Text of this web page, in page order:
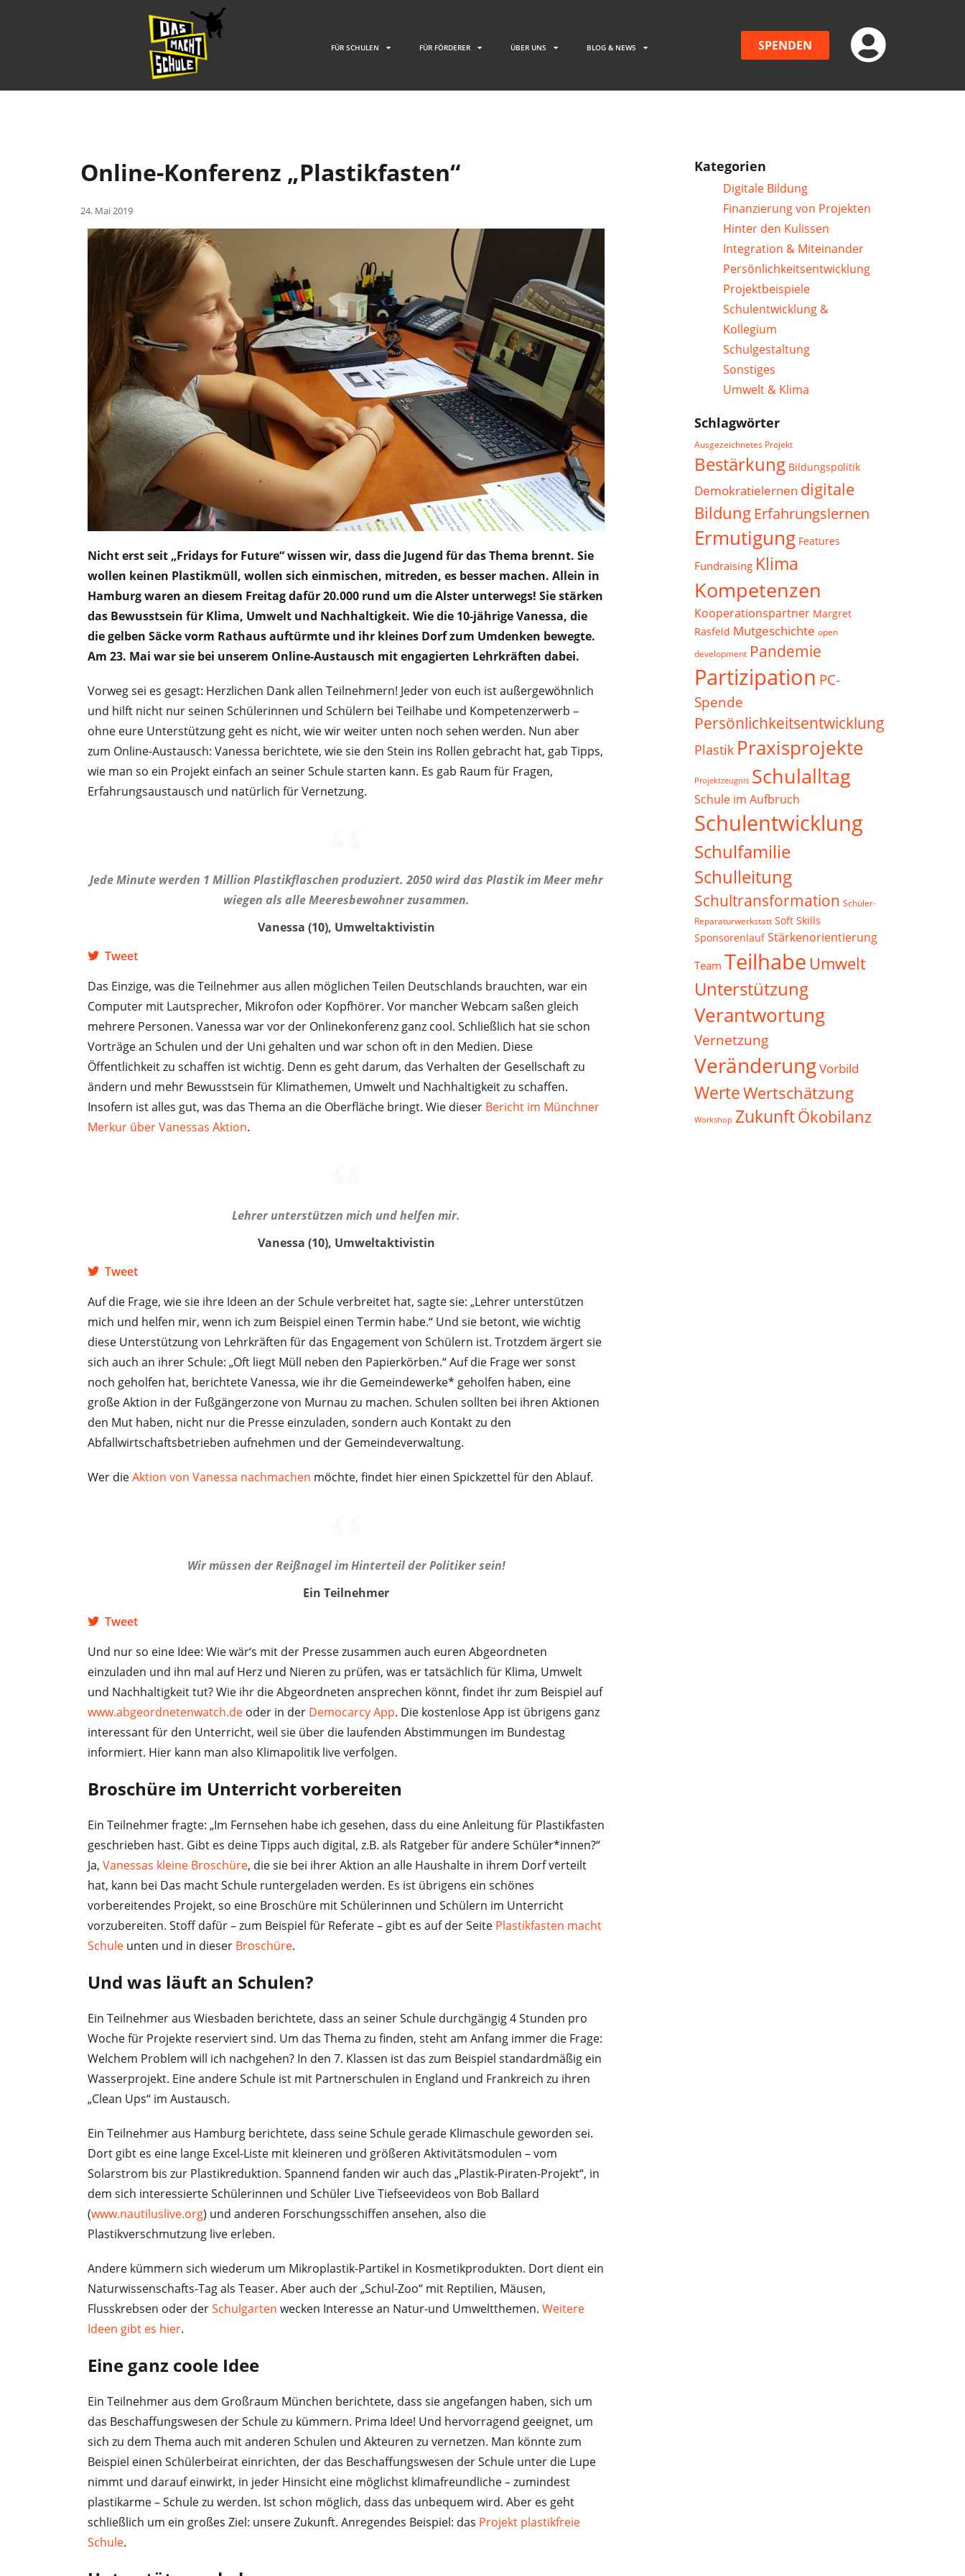
FÜR SCHULEN FÜR FÖRDERER ÜBER UNS BLOG & NEWS SPENDEN
Online-Konferenz „Plastikfasten“
24. Mai 2019
Nicht erst seit „Fridays for Future“ wissen wir, dass die Jugend für das Thema brennt. Sie
wollen keinen Plastikmüll, wollen sich einmischen, mitreden, es besser machen. Allein in
Hamburg waren an diesem Freitag dafür 20.000 rund um die Alster unterwegs! Sie stärken
das Bewusstsein für Klima, Umwelt und Nachhaltigkeit. Wie die 10-jährige Vanessa, die
die gelben Säcke vorm Rathaus auftürmte und ihr kleines Dorf zum Umdenken bewegte.
Am 23. Mai war sie bei unserem Online-Austausch mit engagierten Lehrkräften dabei.
Vorweg sei es gesagt: Herzlichen Dank allen Teilnehmern! Jeder von euch ist außergewöhnlich
und hilft nicht nur seinen Schülerinnen und Schülern bei Teilhabe und Kompetenzerwerb –
ohne eure Unterstützung geht es nicht, wie wir weiter unten noch sehen werden. Nun aber
zum Online-Austausch: Vanessa berichtete, wie sie den Stein ins Rollen gebracht hat, gab Tipps,
wie man so ein Projekt einfach an seiner Schule starten kann. Es gab Raum für Fragen,
Erfahrungsaustausch und natürlich für Vernetzung.
Jede Minute werden 1 Million Plastikflaschen produziert. 2050 wird das Plastik im Meer mehr
wiegen als alle Meeresbewohner zusammen.
Vanessa (10), Umweltaktivistin
Tweet
Das Einzige, was die Teilnehmer aus allen möglichen Teilen Deutschlands brauchten, war ein
Computer mit Lautsprecher, Mikrofon oder Kopfhörer. Vor mancher Webcam saßen gleich
mehrere Personen. Vanessa war vor der Onlinekonferenz ganz cool. Schließlich hat sie schon
Vorträge an Schulen und der Uni gehalten und war schon oft in den Medien. Diese
Öffentlichkeit zu schaffen ist wichtig. Denn es geht darum, das Verhalten der Gesellschaft zu
ändern und mehr Bewusstsein für Klimathemen, Umwelt und Nachhaltigkeit zu schaffen.
Insofern ist alles gut, was das Thema an die Oberfläche bringt. Wie dieser Bericht im Münchner
Merkur über Vanessas Aktion.
Lehrer unterstützen mich und helfen mir.
Vanessa (10), Umweltaktivistin
Tweet
Auf die Frage, wie sie ihre Ideen an der Schule verbreitet hat, sagte sie: „Lehrer unterstützen
mich und helfen mir, wenn ich zum Beispiel einen Termin habe.“ Und sie betont, wie wichtig
diese Unterstützung von Lehrkräften für das Engagement von Schülern ist. Trotzdem ärgert sie
sich auch an ihrer Schule: „Oft liegt Müll neben den Papierkörben.“ Auf die Frage wer sonst
noch geholfen hat, berichtete Vanessa, wie ihr die Gemeindewerke* geholfen haben, eine
große Aktion in der Fußgängerzone von Murnau zu machen. Schulen sollten bei ihren Aktionen
den Mut haben, nicht nur die Presse einzuladen, sondern auch Kontakt zu den
Abfallwirtschaftsbetrieben aufnehmen und der Gemeindeverwaltung.
Wer dieAktion von Vanessa nachmachen möchte, findet hier einen Spickzettel für den Ablauf.
Wir müssen der Reißnagel im Hinterteil der Politiker sein!
Ein Teilnehmer
Tweet
Und nur so eine Idee: Wie wär‘s mit der Presse zusammen auch euren Abgeordneten
einzuladen und ihn mal auf Herz und Nieren zu prüfen, was er tatsächlich für Klima, Umwelt
und Nachhaltigkeit tut? Wie ihr die Abgeordneten ansprechen könnt, findet ihr zum Beispiel auf
www.abgeordnetenwatch.de oder in der Democarcy App. Die kostenlose App ist übrigens ganz
interessant für den Unterricht, weil sie über die laufenden Abstimmungen im Bundestag
informiert. Hier kann man also Klimapolitik live verfolgen.
Broschüre im Unterricht vorbereiten
Ein Teilnehmer fragte: „Im Fernsehen habe ich gesehen, dass du eine Anleitung für Plastikfasten
geschrieben hast. Gibt es deine Tipps auch digital, z.B. als Ratgeber für andere Schüler*innen?“
Ja, Vanessas kleine Broschüre, die sie bei ihrer Aktion an alle Haushalte in ihrem Dorf verteilt
hat, kann bei Das macht Schule runtergeladen werden. Es ist übrigens ein schönes
vorbereitendes Projekt, so eine Broschüre mit Schülerinnen und Schülern im Unterricht
vorzubereiten. Stoff dafür – zum Beispiel für Referate – gibt es auf der Seite Plastikfasten macht
Schule unten und in dieser Broschüre.
Und was läuft an Schulen?
Ein Teilnehmer aus Wiesbaden berichtete, dass an seiner Schule durchgängig 4 Stunden pro
Woche für Projekte reserviert sind. Um das Thema zu finden, steht am Anfang immer die Frage:
Welchem Problem will ich nachgehen? In den 7. Klassen ist das zum Beispiel standardmäßig ein
Wasserprojekt. Eine andere Schule ist mit Partnerschulen in England und Frankreich zu ihren
„Clean Ups“ im Austausch.
Ein Teilnehmer aus Hamburg berichtete, dass seine Schule gerade Klimaschule geworden sei.
Dort gibt es eine lange Excel-Liste mit kleineren und größeren Aktivitätsmodulen – vom
Solarstrom bis zur Plastikreduktion. Spannend fanden wir auch das „Plastik-Piraten-Projekt“, in
dem sich interessierte Schülerinnen und Schüler Live Tiefseevideos von Bob Ballard
(www.nautiluslive.org) und anderen Forschungsschiffen ansehen, also die
Plastikverschmutzung live erleben.
Andere kümmern sich wiederum um Mikroplastik-Partikel in Kosmetikprodukten. Dort dient ein
Naturwissenschafts-Tag als Teaser. Aber auch der „Schul-Zoo“ mit Reptilien, Mäusen,
Flusskrebsen oder derSchulgarten wecken Interesse an Natur-und Umweltthemen. Weitere
Ideen gibt es hier.
Eine ganz coole Idee
Ein Teilnehmer aus dem Großraum München berichtete, dass sie angefangen haben, sich um
das Beschaffungswesen der Schule zu kümmern. Prima Idee! Und hervorragend geeignet, um
sich zu dem Thema auch mit anderen Schulen und Akteuren zu vernetzen. Man könnte zum
Beispiel einen Schülerbeirat einrichten, der das Beschaffungswesen der Schule unter die Lupe
nimmt und darauf einwirkt, in jeder Hinsicht eine möglichst klimafreundliche – zumindest
plastikarme – Schule zu werden. Ist schon möglich, dass das unbequem wird. Aber es geht
schließlich um ein großes Ziel: unsere Zukunft. Anregendes Beispiel: das Projekt plastikfreie
Schule.
Kategorien
Digitale Bildung
Finanzierung von Projekten
Hinter den Kulissen
Integration & Miteinander
Persönlichkeitsentwicklung
Projektbeispiele
Schulentwicklung &
Kollegium
Schulgestaltung
Sonstiges
Umwelt & Klima
Schlagwörter
Ausgezeichnetes Projekt
Bestärkung Bildungspolitik
Demokratielernen digitale
Bildung Erfahrungslernen
Ermutigung Features
Fundraising Klima
Kompetenzen
Kooperationspartner Margret
Rasfeld Mutgeschichte open
development Pandemie
Partizipation PC-
Spende
Persönlichkeitsentwicklung
Plastik Praxisprojekte
Projektzeugnis Schulalltag
Schule im Aufbruch
Schulentwicklung
Schulfamilie
Schulleitung
Schultransformation Schüler-
Reparaturwerkstatt Soft Skills
Sponsorenlauf Stärkenorientierung
Team Teilhabe Umwelt
Unterstützung
Verantwortung
Vernetzung
VeränderungVorbild
WerteWertschätzung
Workshop ZukunftÖkobilanz